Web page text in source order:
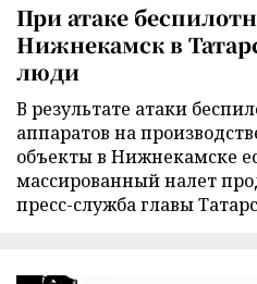
При атаке
Нижнекамск в
люди
В результате атаки
аппаратов на
объекты в Нижнекамске
массированный налет
пресс-служба главы